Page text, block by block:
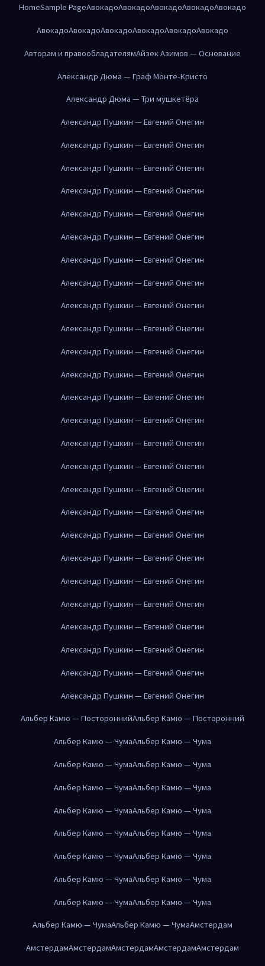
HomeSample PageАвокадоАвокадоАвокадоАвокадоАвокадо
АвокадоАвокадоАвокадоАвокадоАвокадоАвокадо
Авторам и правообладателямАйзек Азимов — Основание
Александр Дюма — Граф Монте-Кристо
Александр Дюма — Три мушкетёра
Александр Пушкин — Евгений Онегин
Александр Пушкин — Евгений Онегин
Александр Пушкин — Евгений Онегин
Александр Пушкин — Евгений Онегин
Александр Пушкин — Евгений Онегин
Александр Пушкин — Евгений Онегин
Александр Пушкин — Евгений Онегин
Александр Пушкин — Евгений Онегин
Александр Пушкин — Евгений Онегин
Александр Пушкин — Евгений Онегин
Александр Пушкин — Евгений Онегин
Александр Пушкин — Евгений Онегин
Александр Пушкин — Евгений Онегин
Александр Пушкин — Евгений Онегин
Александр Пушкин — Евгений Онегин
Александр Пушкин — Евгений Онегин
Александр Пушкин — Евгений Онегин
Александр Пушкин — Евгений Онегин
Александр Пушкин — Евгений Онегин
Александр Пушкин — Евгений Онегин
Александр Пушкин — Евгений Онегин
Александр Пушкин — Евгений Онегин
Александр Пушкин — Евгений Онегин
Александр Пушкин — Евгений Онегин
Александр Пушкин — Евгений Онегин
Александр Пушкин — Евгений Онегин
Альбер Камю — ПостороннийАльбер Камю — Посторонний
Альбер Камю — ЧумаАльбер Камю — Чума
Альбер Камю — ЧумаАльбер Камю — Чума
Альбер Камю — ЧумаАльбер Камю — Чума
Альбер Камю — ЧумаАльбер Камю — Чума
Альбер Камю — ЧумаАльбер Камю — Чума
Альбер Камю — ЧумаАльбер Камю — Чума
Альбер Камю — ЧумаАльбер Камю — Чума
Альбер Камю — ЧумаАльбер Камю — Чума
Альбер Камю — ЧумаАльбер Камю — ЧумаАмстердам
АмстердамАмстердамАмстердамАмстердамАмстердам